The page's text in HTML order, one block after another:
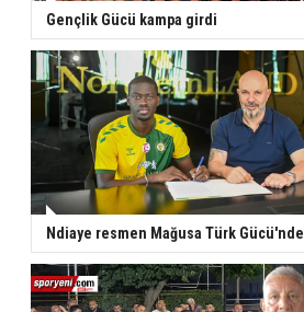
Gençlik Gücü kampa girdi
Ndiaye resmen Mağusa Türk Gücü'nde